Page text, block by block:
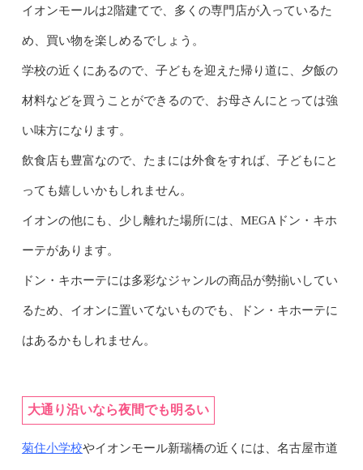
イオンモールは2階建てで、多くの専門店が入っているた
め、買い物を楽しめるでしょう。
学校の近くにあるので、子どもを迎えた帰り道に、夕飯の
材料などを買うことができるので、お母さんにとっては強
い味方になります。
飲食店も豊富なので、たまには外食をすれば、子どもにと
っても嬉しいかもしれません。
イオンの他にも、少し離れた場所には、MEGAドン・キホ
ーテがあります。
ドン・キホーテには多彩なジャンルの商品が勢揃いしてい
るため、イオンに置いてないものでも、ドン・キホーテに
はあるかもしれません。
大通り沿いなら夜間でも明るい
菊住小学校やイオンモール新瑞橋の近くには、名古屋市道